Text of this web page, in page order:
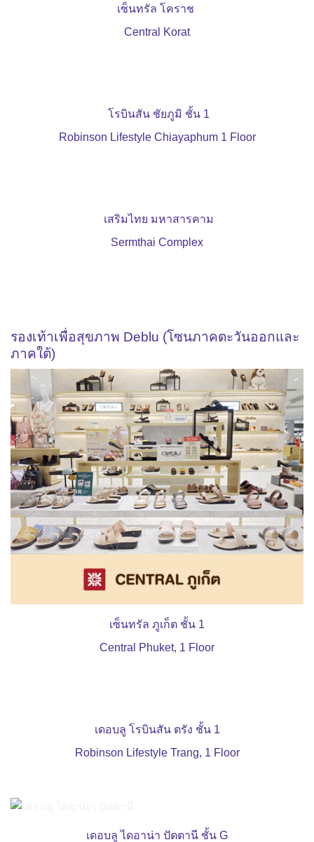
เซ็นทรัล โคราช
Central Korat
โรบินสัน ชัยภูมิ ชั้น 1
Robinson Lifestyle Chiayaphum 1 Floor
เสริมไทย มหาสารคาม
Sermthai Complex
รองเท้าเพื่อสุขภาพ Deblu (โซนภาคตะวันออกและ
ภาคใต้)
เซ็นทรัล ภูเก็ต ชั้น 1
Central Phuket, 1 Floor
เดอบลู โรบินสัน ตรัง ชั้น 1
Robinson Lifestyle Trang, 1 Floor
เดอบลู ไดอาน่า ปัตตานี ชั้น G